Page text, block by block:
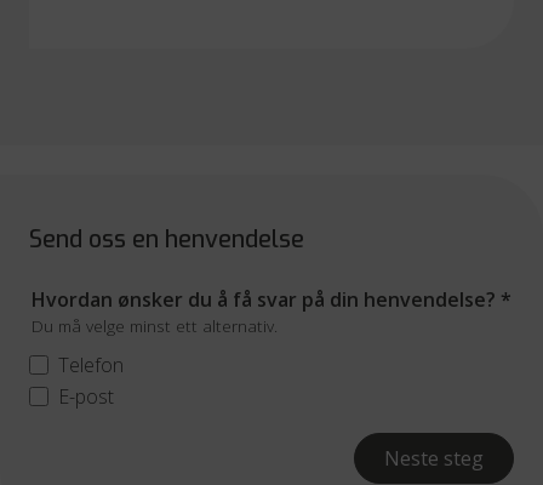
Send oss en henvendelse
Hvordan ønsker du å få svar på din henvendelse? *
Du må velge minst ett alternativ.
Telefon
E-post
Neste steg